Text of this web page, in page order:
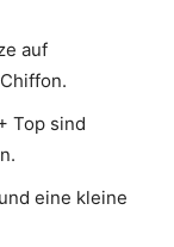
auf
Top sind
eine kleine